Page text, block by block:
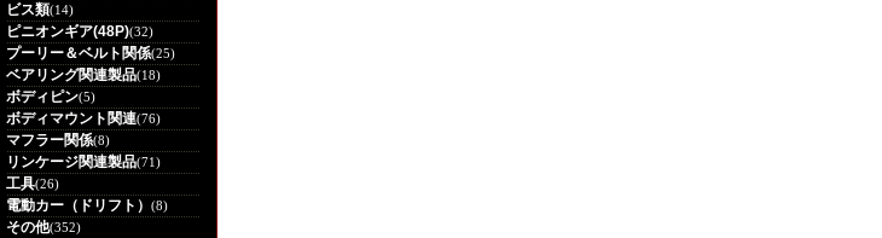
ビス類(14)
ピニオンギア(48P)(32)
プーリー＆ベルト関係(25)
ベアリング関連製品(18)
ボディピン(5)
ボディマウント関連(76)
マフラー関係(8)
リンケージ関連製品(71)
工具(26)
電動カー（ドリフト） (8)
その他(352)